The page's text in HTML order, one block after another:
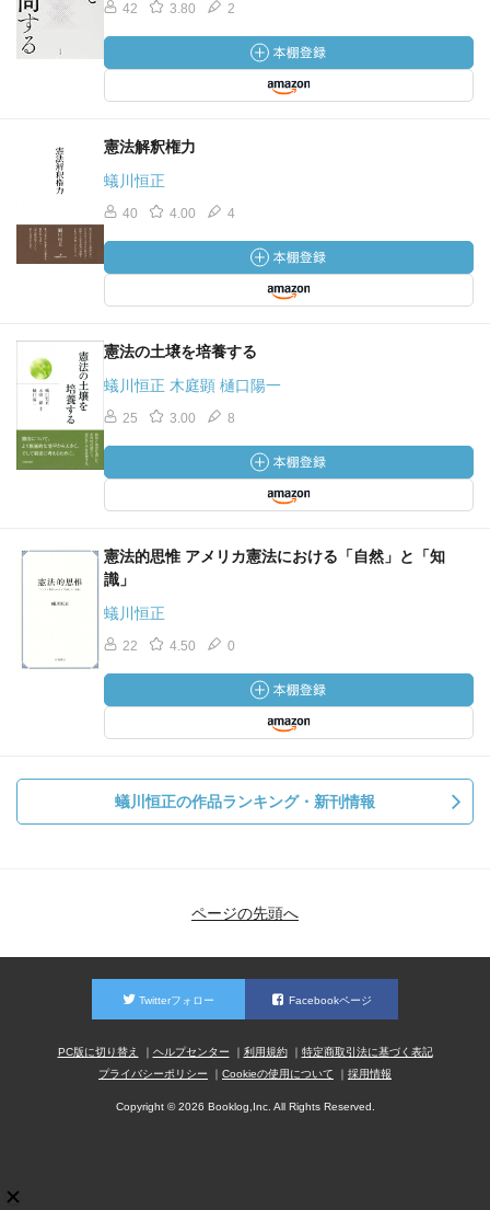
42 3.80 2
憲法解釈権力
蟻川恒正
40 4.00 4
憲法の土壌を培養する
蟻川恒正 木庭顕 樋口陽一
25 3.00 8
憲法的思惟 アメリカ憲法における「自然」と「知
識」
蟻川恒正
22 4.50 0
蟻川恒正の作品ランキング・新刊情報
ページの先頭へ
Twitterフォロー Facebookページ
PC版に切り替え ヘルプセンター 利用規約
特定商取引法に基づく表記
プライバシーポリシー
Cookieの使用について 採用情報
Copyright © 2026 Booklog,Inc. All Rights Reserved.